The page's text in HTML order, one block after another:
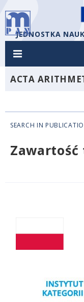
JEDNOSTKA
ACTA
SEARCH IN
Zawartość